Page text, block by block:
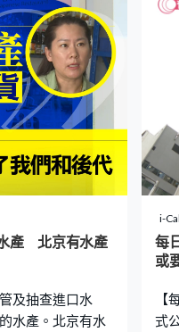
產 北京有水產
及抽查進口水
水產。北京有水
i-
每
或
【
式